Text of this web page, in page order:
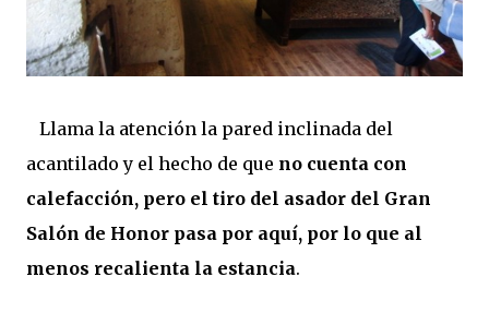
Llama la atención la pared inclinada del
acantilado y el hecho de que no cuenta con
calefacción, pero el tiro del asador del Gran
Salón de Honor pasa por aquí, por lo que al
menos recalienta la estancia.